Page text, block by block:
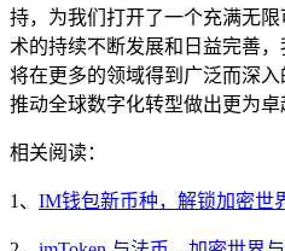
持，为我们打开了一个充满无
术的持续不断发展和日益完善，
将在更多的领域得到广泛而深
推动全球数字化转型做出更为卓
相关阅读：
1、 IM钱包新币种，解锁加密世